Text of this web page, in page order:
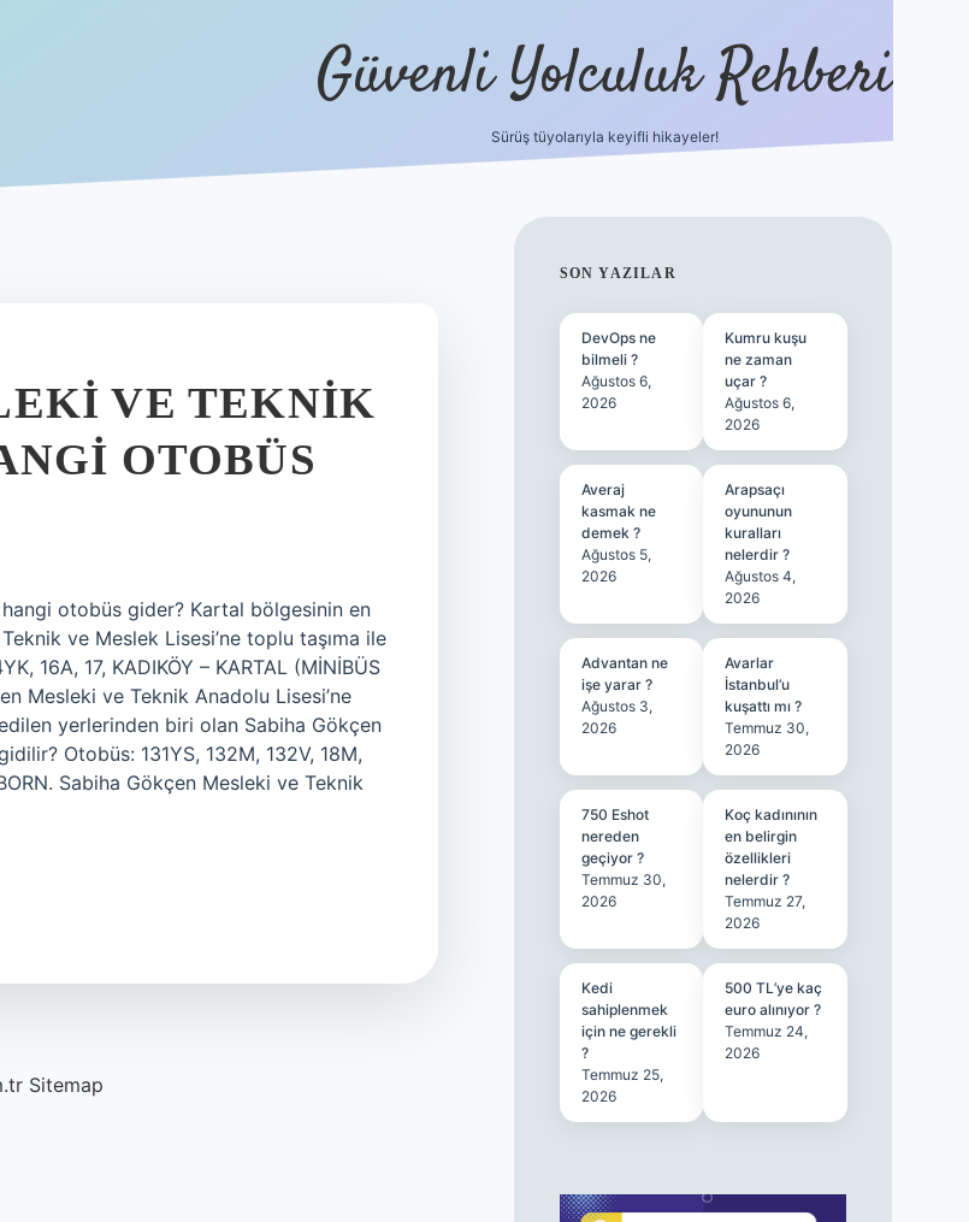
Güvenli Yolculuk Rehberi
Sürüş tüyolarıyla keyifli hikayeler!
VE TEKNIK
OTOBÜS
otobüs gider? Kartal bölgesinin en
ve Meslek Lisesi’ne toplu taşıma ile
16A, 17, KADIKÖY – KARTAL (MİNİBÜS
Mesleki ve Teknik Anadolu Lisesi’ne
yerlerinden biri olan Sabiha Gökçen
Otobüs: 131YS, 132M, 132V, 18M,
Sabiha Gökçen Mesleki ve Teknik
Sitemap
SIDEBAR
SON YAZILAR
DevOps ne
bilmeli ?
Ağustos 6,
2026
Kumru kuşu
ne zaman
uçar ?
Ağustos 6,
2026
Averaj
kasmak ne
demek ?
Ağustos 5,
2026
Arapsaçı
oyununun
kuralları
nelerdir ?
Ağustos 4,
2026
Advantan ne
işe yarar ?
Ağustos 3,
2026
Avarlar
İstanbul’u
kuşattı mı ?
Temmuz 30,
2026
750 Eshot
nereden
geçiyor ?
Temmuz 30,
2026
Koç kadınının
en belirgin
özellikleri
nelerdir ?
Temmuz 27,
2026
Kedi
sahiplenmek
için ne gerekli
?
Temmuz 25,
2026
500 TL’ye kaç
euro alınıyor ?
Temmuz 24,
2026
grandoperabet